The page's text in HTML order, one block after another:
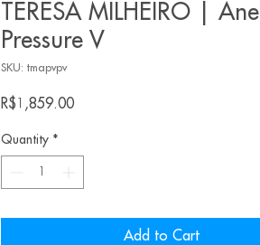
TERESA MILHEIRO | Anel
Pressure V
SKU: tmapvpv
R$1,859.00Price
Quantity *
Add to Cart